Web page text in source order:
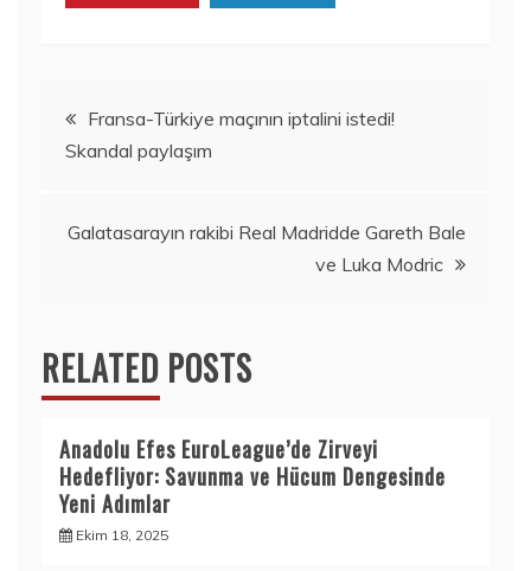
Yazı
gezinmesi
Fransa-Türkiye maçının iptalini istedi!
Skandal paylaşım
Galatasarayın rakibi Real Madridde Gareth Bale
ve Luka Modric
RELATED POSTS
Anadolu Efes EuroLeague’de Zirveyi
Hedefliyor: Savunma ve Hücum Dengesinde
Yeni Adımlar
Ekim 18, 2025